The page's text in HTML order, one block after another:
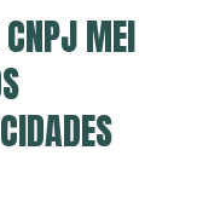
CNPJ MEI